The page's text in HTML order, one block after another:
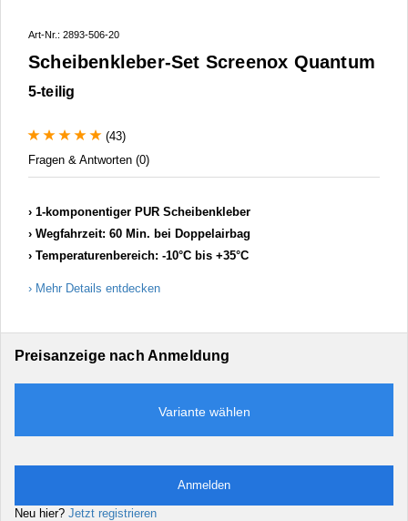
Art-Nr.: 2893-506-20
Scheibenkleber-Set Screenox Quantum
5-teilig
(43)
Fragen & Antworten (0)
1-komponentiger PUR Scheibenkleber
Wegfahrzeit: 60 Min. bei Doppelairbag
Temperaturenbereich: -10°C bis +35°C
Mehr Details entdecken
Preisanzeige nach Anmeldung
Variante wählen
Anmelden
Neu hier? Jetzt registrieren